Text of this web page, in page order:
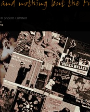
© phpBB Limited